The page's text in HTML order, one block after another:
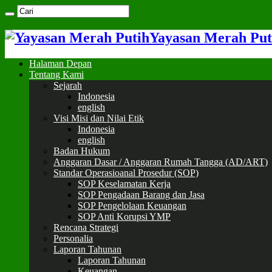
Yayasan Merah
Halaman Depan
Tentang Kami
Sejarah
Indonesia
english
Visi Misi dan Nilai Etik
Indonesia
english
Badan Hukum
Anggaran Dasar / Anggaran Rumah Tangga (AD/ART)
Standar Operasioanal Prosedur (SOP)
SOP Keselamatan Kerja
SOP Pengadaan Barang dan Jasa
SOP Pengelolaan Keuangan
SOP Anti Korupsi YMP
Rencana Strategi
Personalia
Laporan Tahunan
Laporan Tahunan